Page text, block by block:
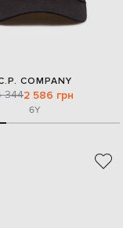
COMPANY
3442 586 грн
6Y